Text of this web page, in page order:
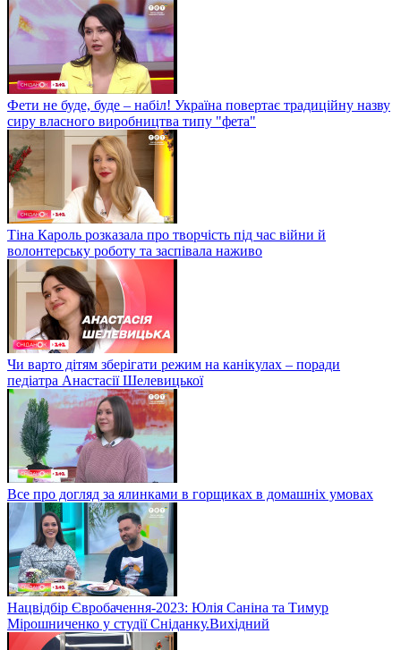
Фети не буде, буде – набіл! Україна повертає традиційну назву
сиру власного виробництва типу "фета"
Тіна Кароль розказала про творчість під час війни й
волонтерську роботу та заспівала наживо
Чи варто дітям зберігати режим на канікулах – поради
педіатра Анастасії Шелевицької
Все про догляд за ялинками в горщиках в домашніх умовах
Нацвідбір Євробачення-2023: Юлія Саніна та Тимур
Мірошниченко у студії Сніданку.Вихідний